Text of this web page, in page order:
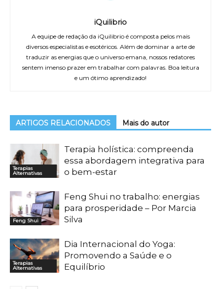
iQuilibrio
A equipe de redação da iQuilibrio é composta pelos mais
diversos especialistas e esotéricos. Além de dominar a arte de
traduzir as energias que o universo emana, nossos redatores
sentem imenso prazer em trabalhar com palavras. Boa leitura
e um ótimo aprendizado!
ARTIGOS RELACIONADOS Mais do autor
Terapias
Alternativas
Terapia holística: compreenda
essa abordagem integrativa para
o bem-estar
Feng Shui
Feng Shui no trabalho: energias
para prosperidade – Por Marcia
Silva
Terapias
Alternativas
Dia Internacional do Yoga:
Promovendo a Saúde e o
Equilíbrio